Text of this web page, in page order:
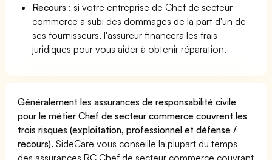
Recours : si votre entreprise de Chef de secteur
commerce a subi des dommages de la part d'un de
ses fournisseurs, l'assureur financera les frais
juridiques pour vous aider à obtenir réparation.
Généralement les assurances de responsabilité civile
pour le métier Chef de secteur commerce couvrent les
trois risques (exploitation, professionnel et défense /
recours). SideCare vous conseille la plupart du temps
des assurances RC Chef de secteur commerce couvrant